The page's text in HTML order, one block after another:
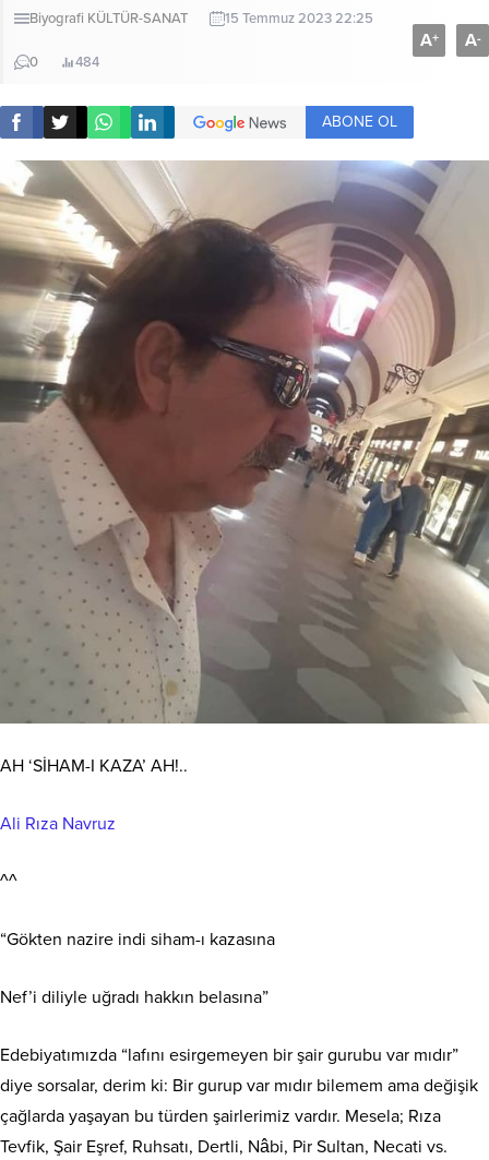
Biyografi KÜLTÜR-SANAT 15 Temmuz 2023 22:25
0 484
A+ A-
ABONE OL
AH ‘SİHAM-I KAZA’ AH!..
Ali Rıza Navruz
^^
“Gökten nazire indi siham-ı kazasına
Nef’i diliyle uğradı hakkın belasına”
Edebiyatımızda “lafını esirgemeyen bir şair gurubu var mıdır”
diye sorsalar, derim ki: Bir gurup var mıdır bilemem ama değişik
çağlarda yaşayan bu türden şairlerimiz vardır. Mesela; Rıza
Tevfik, Şair Eşref, Ruhsatı, Dertli, Nâbi, Pir Sultan, Necati vs.